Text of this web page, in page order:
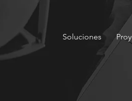
Soluciones